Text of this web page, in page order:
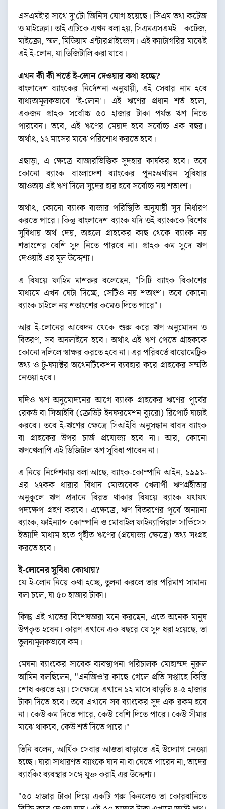
এসএমই'র সাথে দু'টো জিনিস যোগ হয়েছে। সিএম তথা কটেজ
ও মাইক্রো। তাই এটিকে এখন বলা হয়, সিএমএসএমই – কটেজ,
মাইক্রো, স্মল, মিডিয়াম এন্টারপ্রাইজেস। এই ক্যাটাগরির মাঝেই
এই ই-লোন, যা ডিজিটালি করা যাবে।
এখন কী কী শর্তে ই-লোন দেওয়ার কথা হচ্ছে?
বাংলাদেশ ব্যাংকের নির্দেশনা অনুযায়ী, এই সেবার নাম হবে
বাধ্যতামূলকভাবে 'ই-লোন'। এই ঋণের প্রধান শর্ত হলো,
একজন গ্রাহক সর্বোচ্চ ৫০ হাজার টাকা পর্যন্ত ঋণ নিতে
পারবেন। তবে, এই ঋণের মেয়াদ হবে সর্বোচ্চ এক বছর।
অর্থাৎ, ১২ মাসের মাঝে পরিশোধ করতে হবে।
এছাড়া, এ ক্ষেত্রে বাজারভিত্তিক সুদহার কার্যকর হবে। তবে
কোনো ব্যাংক বাংলাদেশ ব্যাংকের পুনঃঅর্থায়ন সুবিধার
আওতায় এই ঋণ দিলে সুদের হার হবে সর্বোচ্চ নয় শতাংশ।
অর্থাৎ, কোনো ব্যাংক বাজার পরিস্থিতি অনুযায়ী সুদ নির্ধারণ
করতে পারে। কিন্তু বাংলাদেশ ব্যাংক যদি ওই ব্যাংককে বিশেষ
সুবিধায় অর্থ দেয়, তাহলে গ্রাহকের কাছ থেকে ব্যাংক নয়
শতাংশের বেশি সুদ নিতে পারবে না। গ্রাহক কম সুদে ঋণ
দেওয়াই এর মূল উদ্দেশ্য।
এ বিষয়ে ফাহিম মাশরুর বলেছেন, "সিটি ব্যাংক বিকাশের
মাধ্যমে এখন যেটা দিচ্ছে, সেটিও নয় শতাংশ। তবে কোনো
ব্যাংক চাইলে নয় শতাংশের কমেও দিতে পারে"।
আর ই-লোনের আবেদন থেকে শুরু করে ঋণ অনুমোদন ও
বিতরণ, সব অনলাইনে হবে। অর্থাৎ এই ঋণ পেতে গ্রাহককে
কোনো দলিলে স্বাক্ষর করতে হবে না। এর পরিবর্তে বায়োমেট্রিক
তথ্য ও টু-ফ্যাক্টর অথেনটিকেশন ব্যবহার করে গ্রাহকের সম্মতি
নেওয়া হবে।
যদিও ঋণ অনুমোদনের আগে ব্যাংক গ্রাহকের ঋণের পূর্বের
রেকর্ড বা সিআইবি (ক্রেডিট ইনফরমেশন ব্যুরো) রিপোর্ট যাচাই
করবে। তবে ই-ঋণের ক্ষেত্রে সিআইবি অনুসন্ধান বাবদ ব্যাংক
বা গ্রাহকের উপর চার্জ প্রযোজ্য হবে না। আর, কোনো
ঋণখেলাপি এই ডিজিটাল ঋণ সুবিধা পাবেন না।
এ নিয়ে নির্দেশনায় বলা আছে, ব্যাংক-কোম্পানি আইন, ১৯৯১-
এর ২৭কক ধারার বিধান মোতাবেক খেলাপী ঋণগ্রহীতার
অনুকূলে ঋণ প্রদানে বিরত থাকার বিষয়ে ব্যাংক যথাযথ
পদক্ষেপ গ্রহণ করবে। এক্ষেত্রে, ঋণ বিতরণের পূর্বে অন্যান্য
ব্যাংক, ফাইন্যান্স কোম্পানি ও মোবাইল ফাইন্যান্সিয়াল সার্ভিসেস
ইত্যাদি মাধ্যম হতে গৃহীত ঋণের (প্রযোজ্য ক্ষেত্রে) তথ্য সংগ্রহ
করতে হবে।
ই-লোনের সুবিধা কোথায়?
যে ই-লোন নিয়ে কথা হচ্ছে, তুলনা করলে তার পরিমাণ সামান্য
বলা চলে, যা ৫০ হাজার টাকা।
কিন্তু এই খাতের বিশেষজ্ঞরা মনে করছেন, এতে অনেক মানুষ
উপকৃত হবেন। কারণ এখানে এক বছরে যে সুদ ধরা হয়েছে, তা
তুলনামূলকভাবে কম।
মেঘনা ব্যাংকের সাবেক ব্যবস্থাপনা পরিচালক মোহাম্মদ নূরুল
আমিন বলছিলেন, "এনজিও'র কাছে গেলে প্রতি সপ্তাহে কিস্তি
শোধ করতে হয়। সেক্ষেত্রে এখানে ১২ মাসে বাড়তি ৪-৫ হাজার
টাকা দিতে হবে। তবে এখানে সব ব্যাংকের সুদ এক রকম হবে
না। কেউ কম দিতে পারে, কেউ বেশি দিতে পারে। কেউ সীমার
মাঝে থাকবে, কেউ শর্ত দিতে পারে।"
তিনি বলেন, আর্থিক সেবার আওতা বাড়াতে এই উদ্যোগ নেওয়া
হচ্ছে। যারা সাধারণত ব্যাংকে যান না বা যেতে পারেন না, তাদের
ব্যাংকিং ব্যবস্থার সঙ্গে যুক্ত করাই এর উদ্দেশ্য।
"৫০ হাজার টাকা দিয়ে একটি গরু কিনলেও তা কোরবানিতে